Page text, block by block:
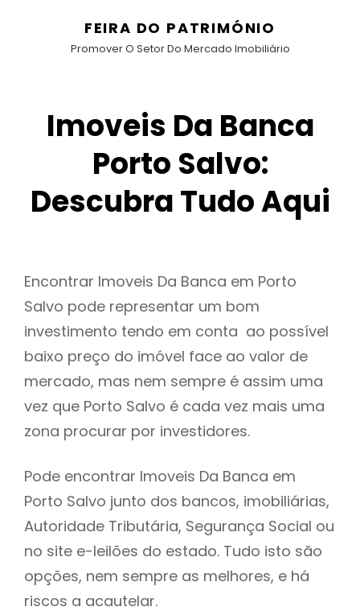
FEIRA DO PATRIMÓNIO
Promover O Setor Do Mercado Imobiliário
Imoveis Da Banca
Porto Salvo:
Descubra Tudo Aqui
Encontrar Imoveis Da Banca em Porto
Salvo pode representar um bom
investimento tendo em conta ao possível
baixo preço do imóvel face ao valor de
mercado, mas nem sempre é assim uma
vez que Porto Salvo é cada vez mais uma
zona procurar por investidores.
Pode encontrar Imoveis Da Banca em
Porto Salvo junto dos bancos, imobiliárias,
Autoridade Tributária, Segurança Social ou
no site e-leilões do estado. Tudo isto são
opções, nem sempre as melhores, e há
riscos a acautelar.